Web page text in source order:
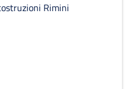
Rimini